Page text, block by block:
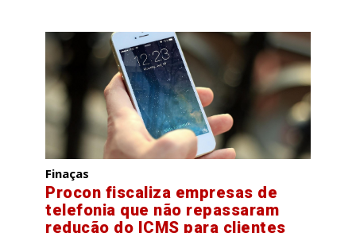
Finaças
Procon fiscaliza empresas de
telefonia que não repassaram
redução do ICMS para clientes